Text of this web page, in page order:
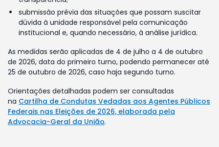
submissão prévia das situações que possam suscitar
dúvida à unidade responsável pela comunicação
institucional e, quando necessário, à análise jurídica.
As medidas serão aplicadas de 4 de julho a 4 de outubro
de 2026, data do primeiro turno, podendo permanecer até
25 de outubro de 2026, caso haja segundo turno.
Orientações detalhadas podem ser consultadas
na Cartilha de Condutas Vedadas aos Agentes Públicos
Federais nas Eleições de 2026, elaborada pela
Advocacia-Geral da União.